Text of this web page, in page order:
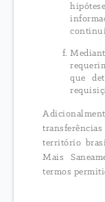
que
território
Mais
termos